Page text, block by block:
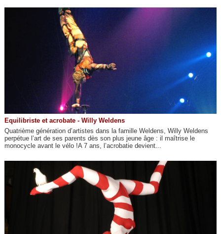
Equilibriste et acrobate - Willy Weldens
Quatrième génération d’artistes dans la famille Weldens, Willy Weldens
perpétue l’art de ses parents dès son plus jeune âge : il maîtrise le
monocycle avant le vélo !A 7 ans, l’acrobatie devient...